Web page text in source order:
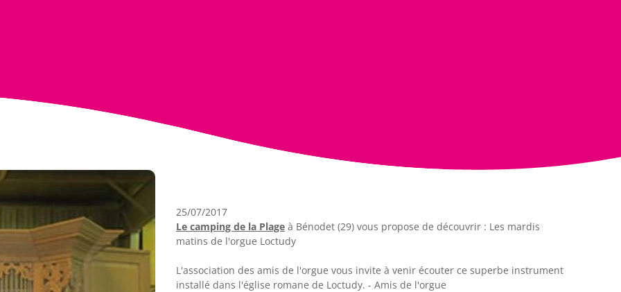
25/07/2017
Le camping de la Plage à Bénodet (29) vous propose de découvrir : Les mardis
matins de l'orgue Loctudy
L'association des amis de l'orgue vous invite à venir écouter ce superbe instrument
installé dans l'église romane de Loctudy. - Amis de l'orgue